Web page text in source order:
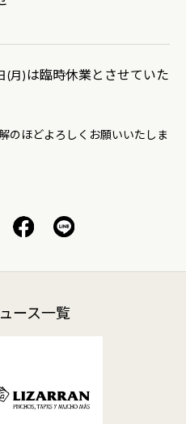
(月)は臨時休業とさせていた
のほどよろしくお願いいたしま
ース一覧